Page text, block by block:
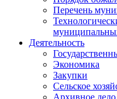
Перечень
Деятельность
Экономика
Закупки
Сельское